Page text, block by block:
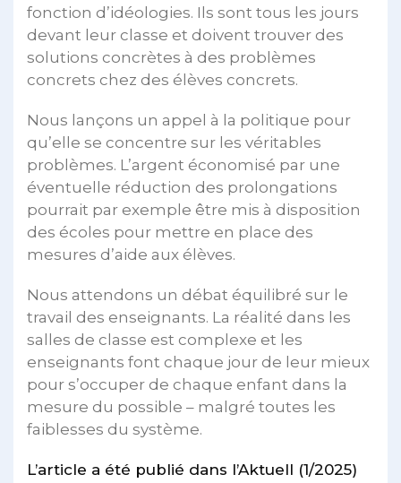
fonction d’idéologies. Ils sont tous les jours
devant leur classe et doivent trouver des
solutions concrètes à des problèmes
concrets chez des élèves concrets.
Nous lançons un appel à la politique pour
qu’elle se concentre sur les véritables
problèmes. L’argent économisé par une
éventuelle réduction des prolongations
pourrait par exemple être mis à disposition
des écoles pour mettre en place des
mesures d’aide aux élèves.
Nous attendons un débat équilibré sur le
travail des enseignants. La réalité dans les
salles de classe est complexe et les
enseignants font chaque jour de leur mieux
pour s’occuper de chaque enfant dans la
mesure du possible – malgré toutes les
faiblesses du système.
L’article a été publié dans l’Aktuell (1/2025)